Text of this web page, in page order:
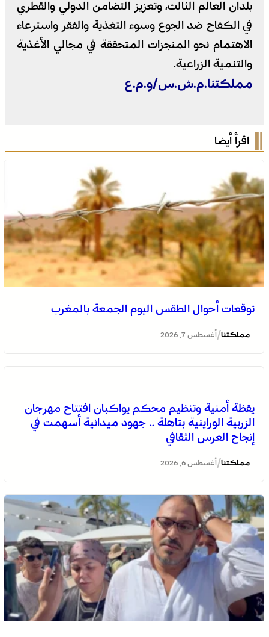
بلدان العالم الثالث، وتعزيز التضامن الدولي والقطري
في الكفاح ضد الجوع وسوء التغذية والفقر واسترعاء
الاهتمام نحو المنجزات المتحققة في مجالي الأغذية
والتنمية الزراعية.
مملكتنا.م.ش.س/و.م.ع
اقرأ أيضا
توقعات أحوال الطقس اليوم الجمعة بالمغرب
مملكتنا/ أغسطس 7, 2026
يقظة أمنية وتنظيم محكم يواكبان افتتاح مهرجان
الزربية الوراينية بتاهلة .. جهود ميدانية أسهمت في
إنجاح العرس الثقافي
مملكتنا/ أغسطس 6, 2026